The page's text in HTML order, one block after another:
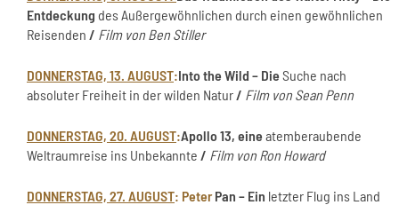
Entdeckung des Außergewöhnlichen durch einen gewöhnlichen
Reisenden / Film von Ben Stiller
DONNERSTAG, 13. AUGUST:Into the Wild – Die Suche nach
absoluter Freiheit in der wilden Natur/ Film von Sean Penn
DONNERSTAG, 20. AUGUST:Apollo 13, eine atemberaubende
Weltraumreise ins Unbekannte / Film von Ron Howard
DONNERSTAG, 27. AUGUST: PeterPan – Ein letzter Flug ins Land